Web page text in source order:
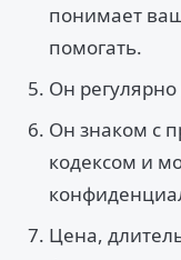
понимает
помогать.
Он
Он знаком с
кодексом и
Цена,